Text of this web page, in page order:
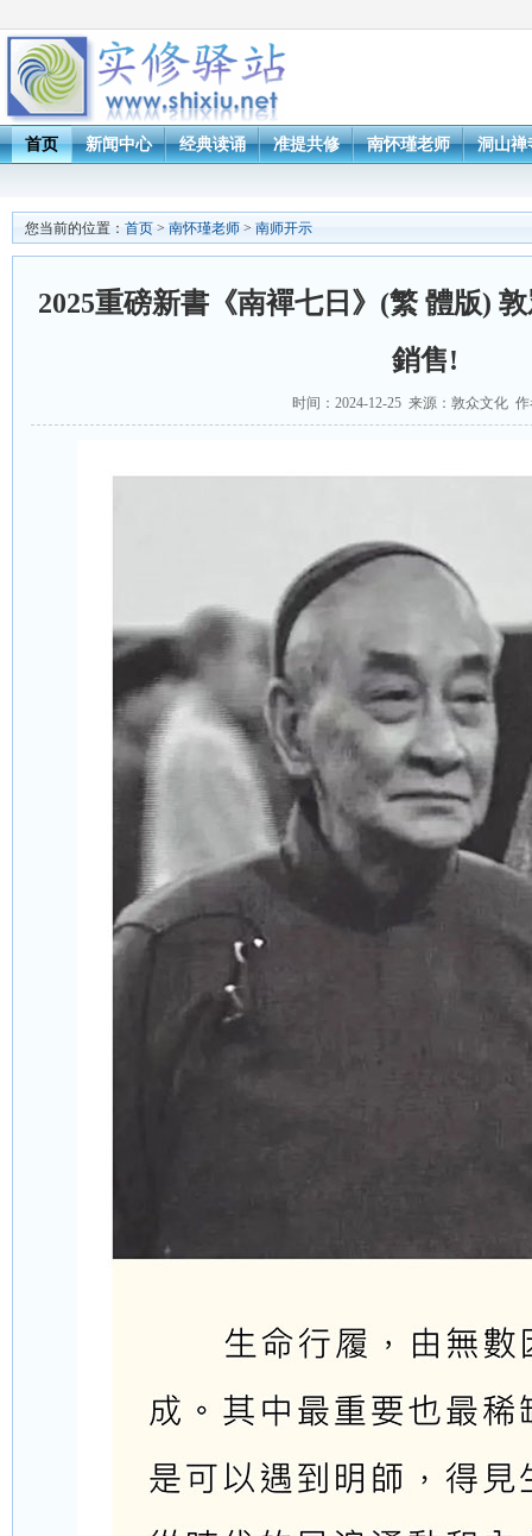
首页 新闻中心 经典读诵 准提共修 南怀瑾老师 洞山禅
您当前的位置： 首页 > 南怀瑾老师 > 南师开示
2025重磅新書《南襌七日》(繁 體版)
銷售!
时间：2024-12-25 来源：敦众文化